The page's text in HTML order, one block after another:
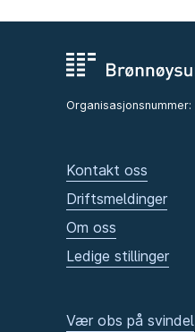
Organisasjonsnummer:
Kontakt oss
Driftsmeldinger
Om oss
Ledige stillinger
Vær obs på svindel